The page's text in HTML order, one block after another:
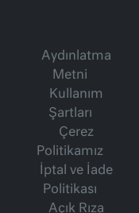
Aydınlatma
Metni
Kullanım
Şartları
Çerez
Politikamız
İptal ve İade
Politikası
Açık Rıza